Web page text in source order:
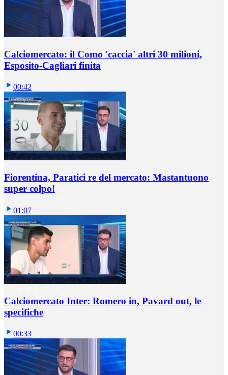
Calciomercato: il Como 'caccia' altri 30 milioni,
Esposito-Cagliari finita
00:42
Fiorentina, Paratici re del mercato: Mastantuono
super colpo!
01:07
Calciomercato Inter: Romero in, Pavard out, le
specifiche
00:33